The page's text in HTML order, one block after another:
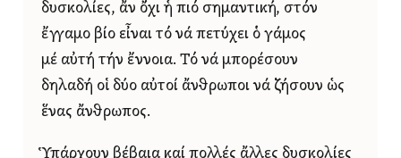
δυσκολίες, ἄν ὄχι ἡ πιό σημαντική, στόν
ἔγγαμο βίο εἶναι τό νά πετύχει ὁ γάμος
μέ αὐτή τήν ἔννοια. Τό νά μπορέσουν
δηλαδή οἱ δύο αὐτοί ἄνθρωποι νά ζήσουν ὡς
ἕνας ἄνθρωπος.
Ὑπάρχουν βέβαια καί πολλές ἄλλες δυσκολίες